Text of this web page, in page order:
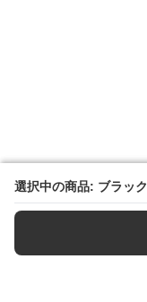
選択中の商品: ブラック
選択中の商品: ブラック